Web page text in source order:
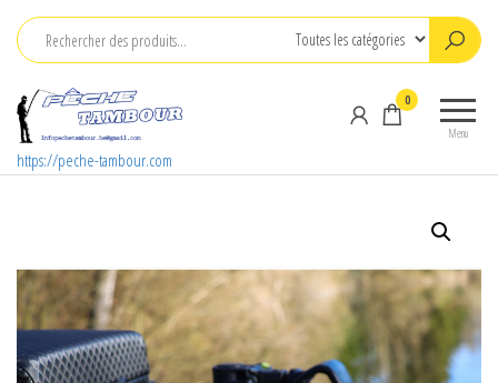
Aller
https://peche-tambour.com
Menu
0